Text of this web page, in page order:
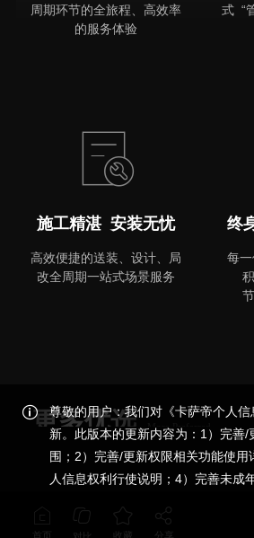
周期环节的全旅程、高效率
的服务体验
式 “
施工精湛 安装无忧
高效便捷的送装、设计、局
改全周期一站式场景服务
终
每
更多优选 More Preferred
品质尊享，更多精彩
首页 收藏 分享
尊敬的用户：我们对《卡萨帝个人
新。此版本的更新内容为：1）完善/
围；2）完善/更新权限相关功能使用
人信息权利行使说明；4）完善未成